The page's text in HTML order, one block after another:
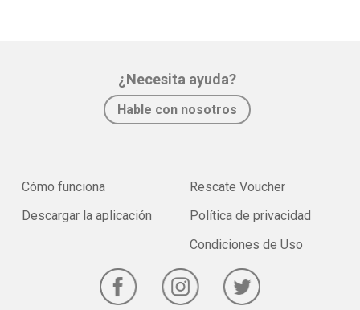
¿Necesita ayuda?
Hable con nosotros
Cómo funciona
Descargar la aplicación
Rescate Voucher
Política de privacidad
Condiciones de Uso